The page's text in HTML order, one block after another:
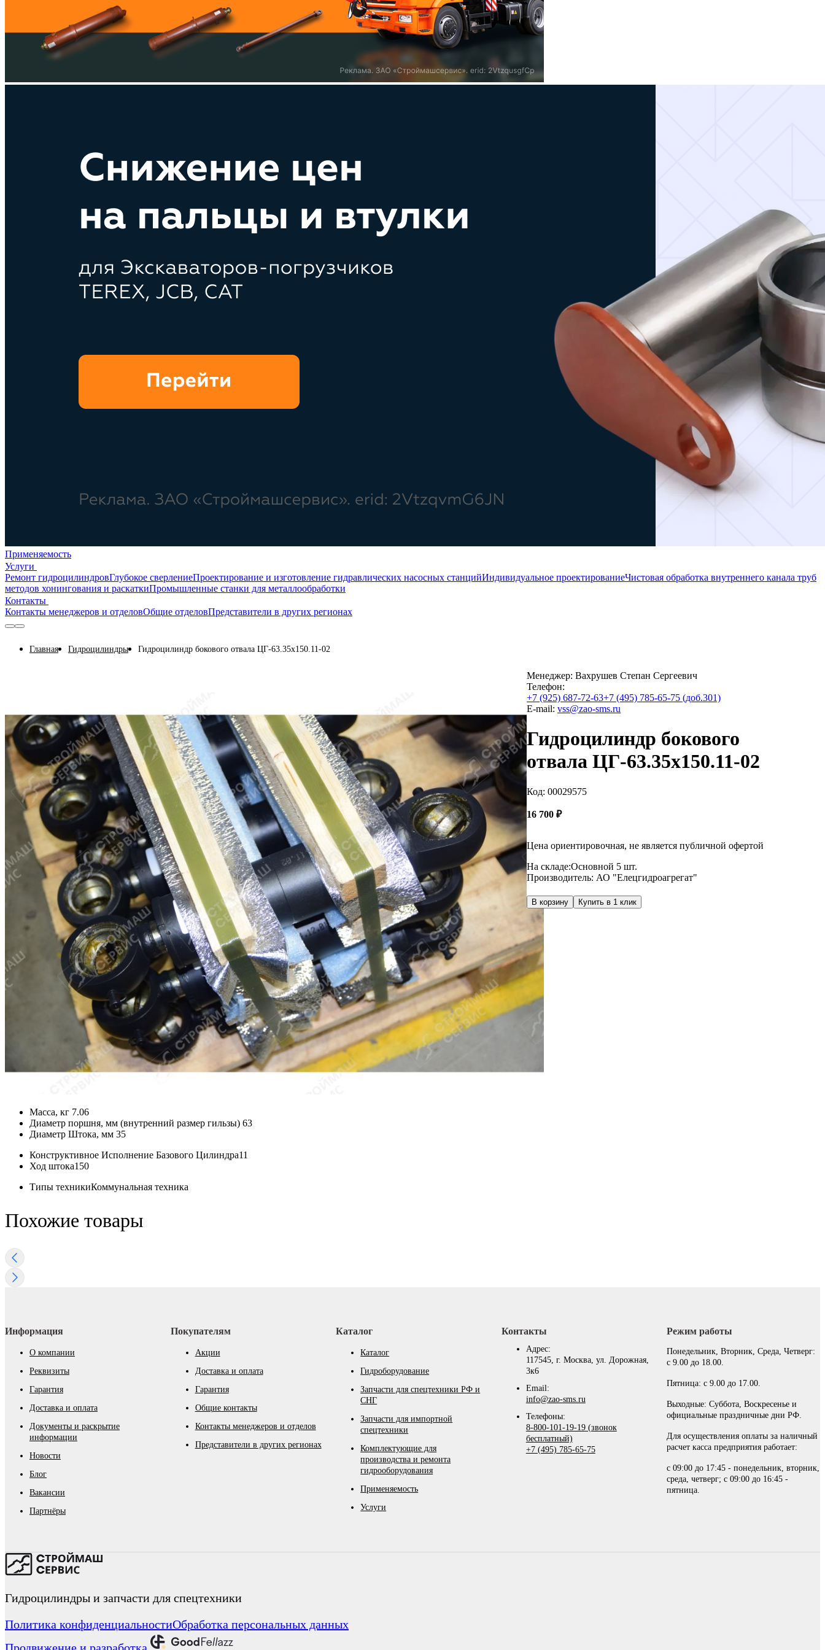
Применяемость
Услуги
Ремонт гидроцилиндровГлубокое сверлениеПроектирование и изготовление гидравлических насосных станцийИндивидуальное проектированиеЧистовая обработка внутреннего канала труб
методов хонингования и раскаткиПромышленные станки для металлообработки
Контакты
Контакты менеджеров и отделовОбщие отделовПредставители в других регионах
Главная Гидроцилиндры Гидроцилиндр бокового отвала ЦГ-63.35х150.11-02
Менеджер:Вахрушев Степан Сергеевич
Телефон:
+7 (925) 687-72-63+7 (495) 785-65-75 (доб.301)
E-mail:vss@zao-sms.ru
Гидроцилиндр бокового
отвала ЦГ-63.35х150.11-02
Код: 00029575
16 700₽
Цена ориентировочная, не является публичной офертой
На складе:Основной 5 шт.
Производитель: АО "Елецгидроагрегат"
В корзину Купить в 1 клик
Масса, кг 7.06
Диаметр поршня, мм (внутренний размер гильзы) 63
Диаметр Штока, мм 35
Конструктивное Исполнение Базового Цилиндра11
Ход штока150
Типы техникиКоммунальная техника
Похожие товары
Информация
О компании
Реквизиты
Гарантия
Доставка и оплата
Документы и раскрытие
информации
Новости
Блог
Вакансии
Партнёры
Покупателям
Акции
Доставка и оплата
Гарантия
Общие контакты
Контакты менеджеров и отделов
Представители в других регионах
Каталог
Каталог
Гидроборудование
Запчасти для спецтехники РФ и
СНГ
Запчасти для импортной
спецтехники
Комплектующие для
производства и ремонта
гидрооборудования
Применяемость
Услуги
Контакты
Адрес:
117545, г. Москва, ул. Дорожная,
3к6
Email:
info@zao-sms.ru
Телефоны:
8-800-101-19-19 (звонок
бесплатный)
+7 (495) 785-65-75
Режим работы
Понедельник, Вторник, Среда, Четверг:
с 9.00 до 18.00.
Пятница: с 9.00 до 17.00.
Выходные: Суббота, Воскресенье и
официальные праздничные дни РФ.
Для осуществления оплаты за наличный
расчет касса предприятия работает:
с 09:00 до 17:45 - понедельник, вторник,
среда, четверг; с 09:00 до 16:45 -
пятница.
Гидроцилиндры и запчасти для спецтехники
Политика конфиденциальностиОбработка персональных данных